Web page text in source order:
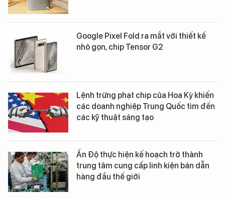
Google Pixel Fold ra mắt với thiết kế
nhỏ gọn, chip Tensor G2
Lệnh trừng phạt chip của Hoa Kỳ khiến
các doanh nghiệp Trung Quốc tìm đến
các kỹ thuật sáng tạo
Ấn Độ thực hiện kế hoạch trở thành
trung tâm cung cấp linh kiện bán dẫn
hàng đầu thế giới